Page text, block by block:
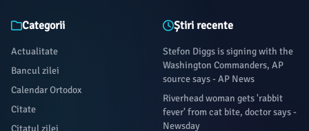
Categorii
Actualitate
Bancul zilei
Calendar Ortodox
Citate
Citatul zilei
Știri recente
Stefon Diggs is signing with the
Washington Commanders, AP
source says - AP News
Riverhead woman gets 'rabbit
fever' from cat bite, doctor says -
Newsday